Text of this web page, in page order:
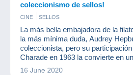
coleccionismo de sellos!
CINE SELLOS
La más bella embajadora de la
la más mínima duda, Audrey
coleccionista, pero su
Charade en 1963 la convierte en
entonces, la filatelia le ha rendido
16 June 2020